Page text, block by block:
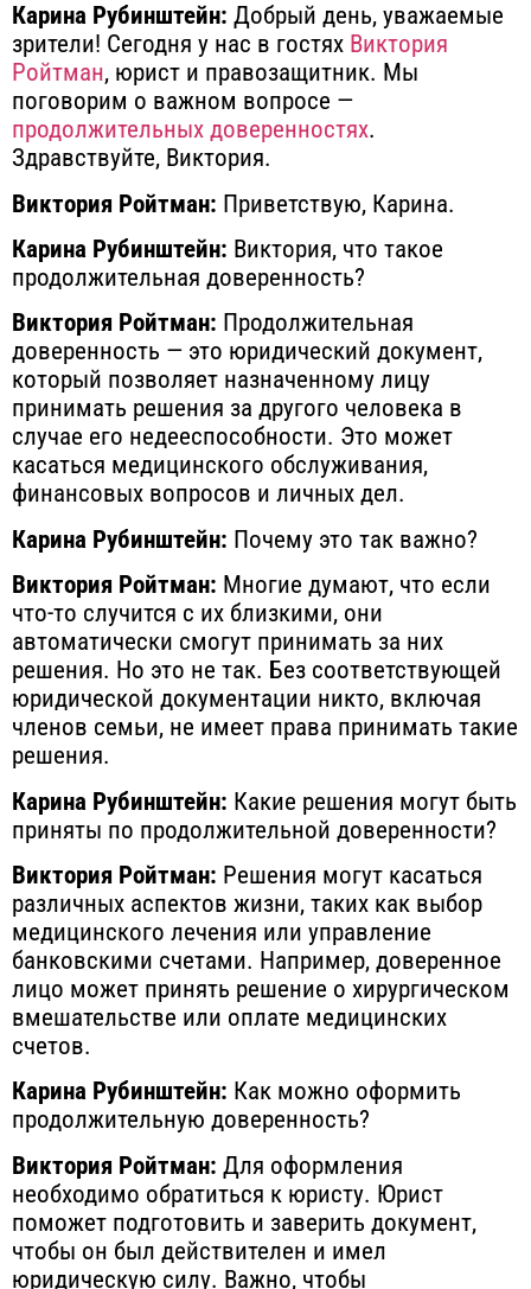
Карина Рубинштейн: Добрый день, уважаемые
зрители! Сегодня у нас в гостях Виктория
Ройтман, юрист и правозащитник. Мы
поговорим о важном вопросе —
продолжительных доверенностях.
Здравствуйте, Виктория.
Виктория Ройтман: Приветствую, Карина.
Карина Рубинштейн: Виктория, что такое
продолжительная доверенность?
Виктория Ройтман: Продолжительная
доверенность — это юридический документ,
который позволяет назначенному лицу
принимать решения за другого человека в
случае его недееспособности. Это может
касаться медицинского обслуживания,
финансовых вопросов и личных дел.
Карина Рубинштейн: Почему это так важно?
Виктория Ройтман: Многие думают, что если
что-то случится с их близкими, они
автоматически смогут принимать за них
решения. Но это не так. Без соответствующей
юридической документации никто, включая
членов семьи, не имеет права принимать такие
решения.
Карина Рубинштейн: Какие решения могут быть
приняты по продолжительной доверенности?
Виктория Ройтман: Решения могут касаться
различных аспектов жизни, таких как выбор
медицинского лечения или управление
банковскими счетами. Например, доверенное
лицо может принять решение о хирургическом
вмешательстве или оплате медицинских
счетов.
Карина Рубинштейн: Как можно оформить
продолжительную доверенность?
Виктория Ройтман: Для оформления
необходимо обратиться к юристу. Юрист
поможет подготовить и заверить документ,
чтобы он был действителен и имел
юридическую силу. Важно, чтобы